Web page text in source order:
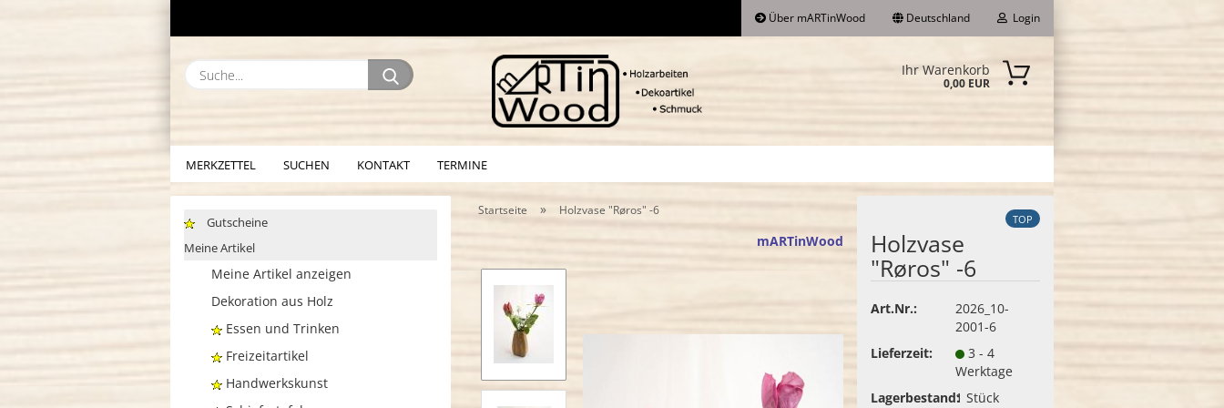
Über mARTinWood Deutschland Login
Konto erstellen
Passwort vergessen?
Suche... Ihr Warenkorb
0,00 EUR
MERKZETTEL SUCHEN KONTAKT TERMINE
Startseite » Holzvase "Røros" -6
mARTinWood
TOP
Holzvase
"Røros" -6
Art.Nr.:
2026_10-
2001-6
Lieferzeit:
3 - 4
Werktage
Lagerbestand:
1 Stück
Gutscheine
Meine Artikel
Meine Artikel anzeigen
Dekoration aus Holz
Essen und Trinken
Freizeitartikel
Handwerkskunst